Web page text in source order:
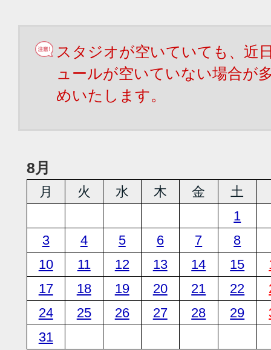
スタジオが空いていても、近
ュールが空いていない場合が
めいたします。
8月
月 火 水 木 金 土
1
3
4 5 6 7
8
10
11 12 13 14 15
17
18 19 20 21 22
24
25 26 27 28 29
31